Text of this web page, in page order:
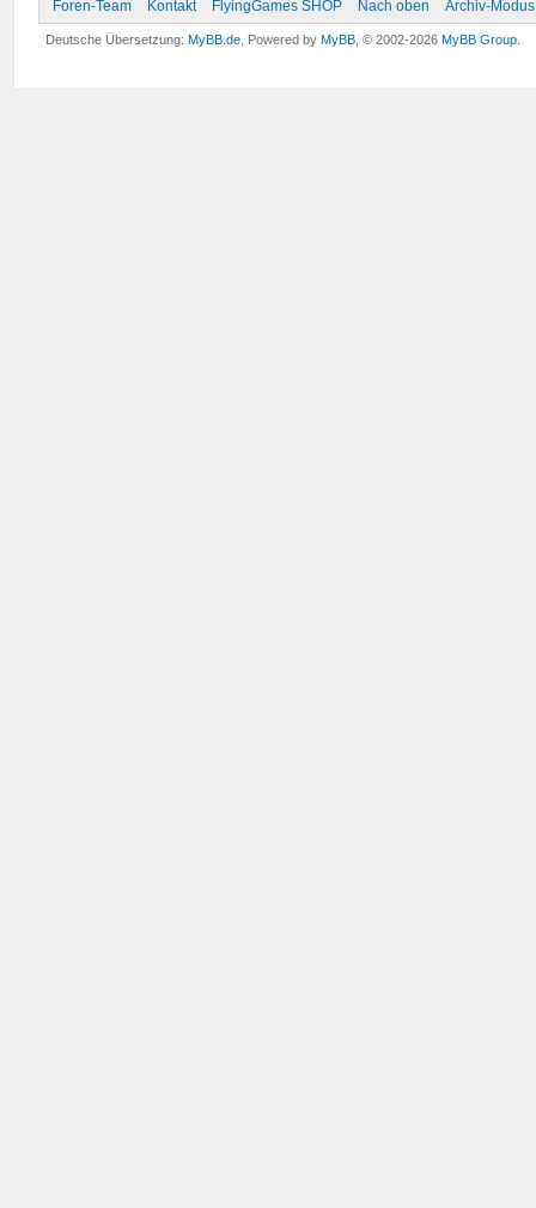
Foren-Team Kontakt FlyingGames SHOP Nach oben Archiv-Modus
Deutsche Übersetzung:MyBB.de , Powered byMyBB , © 2002-2026MyBB Group